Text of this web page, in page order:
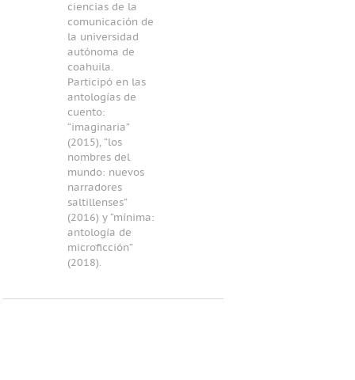
ciencias de la
comunicación de
la universidad
autónoma de
coahuila.
Participó en las
antologías de
cuento:
“imaginaria”
(2015), “los
nombres del
mundo: nuevos
narradores
saltillenses”
(2016) y “mínima:
antología de
microficción”
(2018).